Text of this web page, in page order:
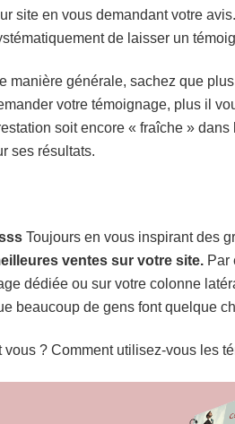
site en vous demandant votre
de laisser un
manière générale, sachez que
votre témoignage, plus il
soit encore « fraîche »
ses résultats.
Toujours en vous inspirant des
ventes sur votre site. Par
dédiée ou sur votre colonne
beaucoup de gens font quelque
vous ? Comment utilisez-vous les